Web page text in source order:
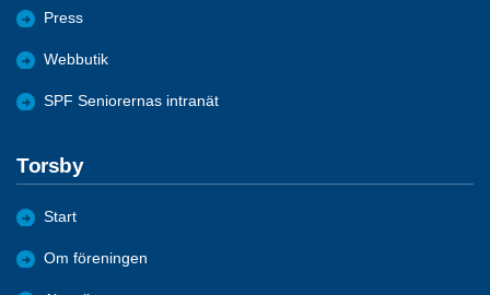
Press
Webbutik
SPF Seniorernas intranät
Torsby
Start
Om föreningen